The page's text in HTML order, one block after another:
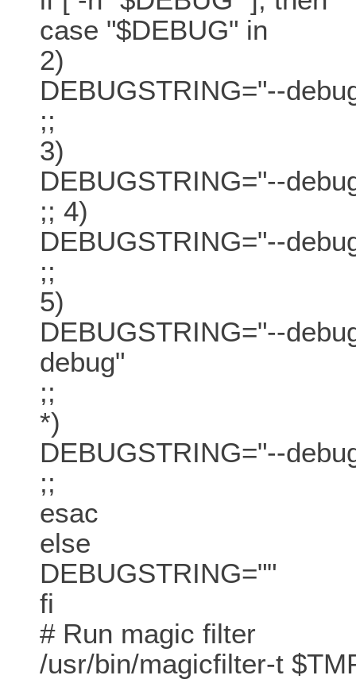
case "$DEBUG" in
2)
DEBUGSTRING="--
;;
3)
DEBUGSTRING="--
;; 4)
DEBUGSTRING="--
;;
5)
DEBUGSTRING="--
debug"
;;
*)
DEBUGSTRING="--
;;
esac
else
DEBUGSTRING=""
fi
# Run magic filter
/usr/bin/magicfilter-t